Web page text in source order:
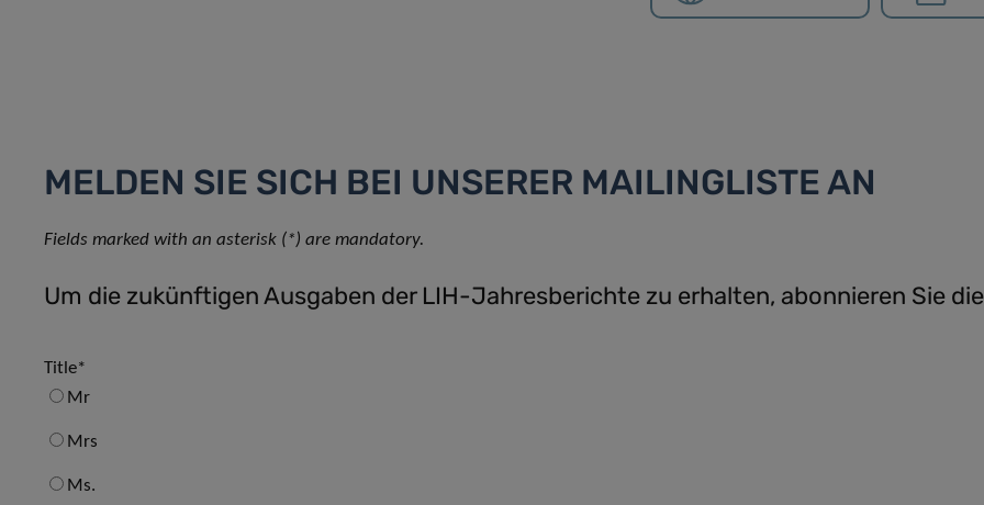
MELDEN SIE SICH BEI UNSERER MAILINGLISTE AN
Fields marked with an asterisk (*) are mandatory.
Um die zukünftigen Ausgaben der LIH-Jahresberichte zu erhalten, abonnieren Sie
Title*
Mr
Mrs
Ms.